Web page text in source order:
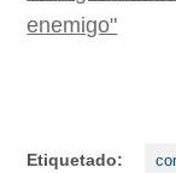
enemigo"
Etiquetado: